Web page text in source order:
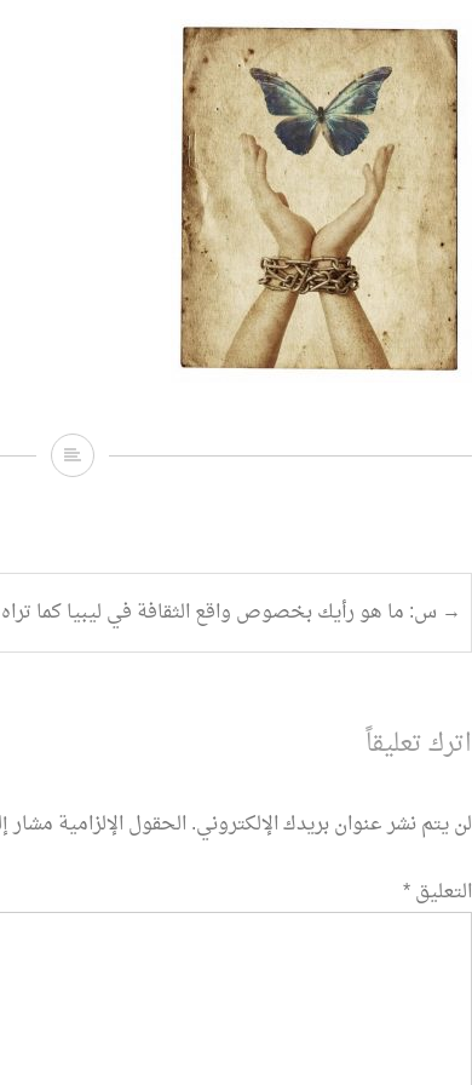
تصفح
المقالة
→ س: ما هو رأيك بخصوص واقع الثقافة في ليبيا كما
اترك تعليقاً
لن يتم نشر عنوان بريدك الإلكتروني.الحقول الإلزامية مشار
التعليق*